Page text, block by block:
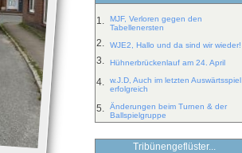
1.
MJF, Verloren gegen den
Tabellenersten
2. WJE2, Hallo und da sind wir wieder!
3. Hühnerbrückenlauf am 24. April
4.
w.J.D, Auch im letzten Auswärtsspiel
erfolgreich
5.
Änderungen beim Turnen & der
Ballspielgruppe
Tribünengeflüster...